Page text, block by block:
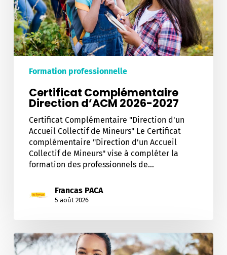
Formation professionnelle
Certificat Complémentaire
Direction d’ACM 2026-2027
Certificat Complémentaire "Direction d'un
Accueil Collectif de Mineurs" Le Certificat
complémentaire "Direction d’un Accueil
Collectif de Mineurs" vise à compléter la
formation des professionnels de…
Francas PACA
5 août 2026
CPJEPS
Animateur